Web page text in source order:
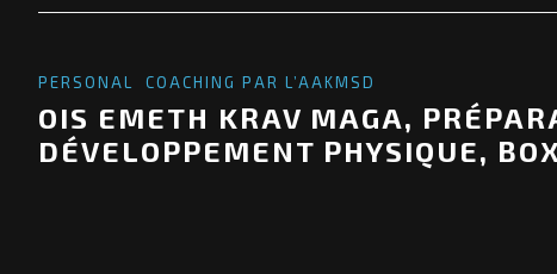
PERSONAL COACHING PAR L’AAKMSD
OIS EMETH KRAV MAGA,
DÉVELOPPEMENT PHYSIQUE,